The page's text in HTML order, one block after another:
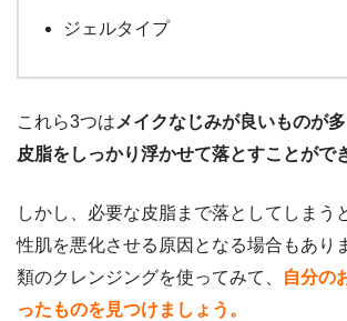
ジェルタイプ
これら3つは メイクなじみが良いものが
皮脂をしっかり浮かせて落とすことがで
しかし、必要な皮脂まで落としてしまう
性肌を悪化させる原因となる場合もあり
類のクレンジングを使ってみて、
自分の
ったものを見つけましょう。